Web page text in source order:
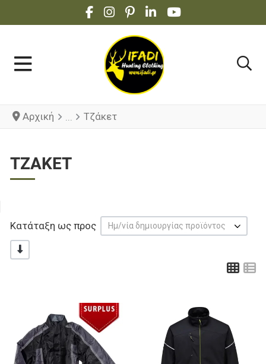
FACEBOOK SOCIAL LINK
INSTAGRAM SOCIAL LINK
PINTEREST SOCIAL LINK
LINKEDIN SOCIAL LINK
YOUTUBE SOCIAL
Αρχική Τζάκετ
ΤΖΆΚΕΤ
Κατάταξη ως προς Ημ/νία δημιουργίας προϊόντος
-/+
Προσθήκη στα αγαπημένα
Προσθήκη για σύγκριση